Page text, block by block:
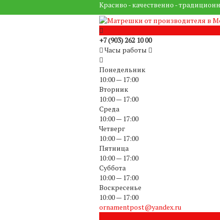
Красиво - качественно -
+7 (903) 262 10 00
Часы работы
Понедельник
10:00 — 17:00
Вторник
10:00 — 17:00
Среда
10:00 — 17:00
Четверг
10:00 — 17:00
Пятница
10:00 — 17:00
Суббота
10:00 — 17:00
Воскресенье
10:00 — 17:00
ornamentpost@yandex.ru